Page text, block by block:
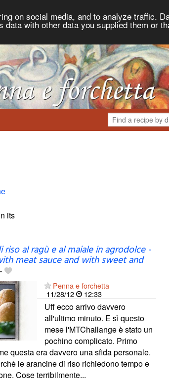
on social media, and to analyze traffic.
with other data you supplied them or
its
riso al ragù e al maiale in agrodolce -
meat sauce and with sweet and
Penna e forchetta
11/28/12
12:33
Uff ecco arrivo davvero
all'ultimo minuto. E sì questo
mese l'MTChallange è stato un
pochino complicato. Primo
questa era davvero una sfida personale.
le arancine di riso richiedono tempo e
Cose terribilmente...